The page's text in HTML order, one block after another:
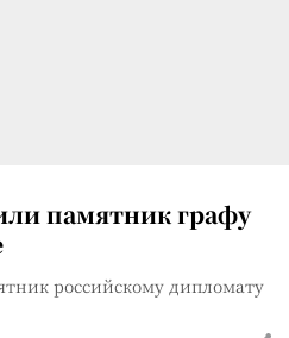
памятник графу
российскому дипломату